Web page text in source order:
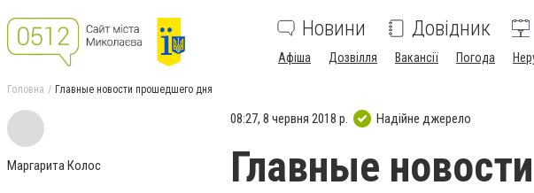
Новини Довідник
Афіша Дозвілля Вакансії Погода
Головна Главные новости прошедшего дня
Маргарита Колос
08:27, 8 червня 2018 р. Надійне джерело
Главные